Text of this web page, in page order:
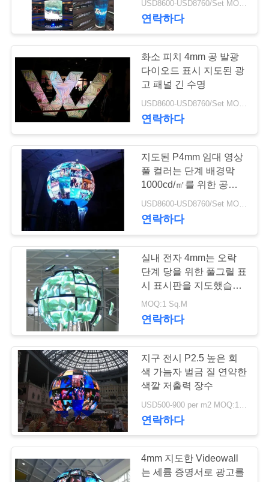
을
십
이
PRIVACY
POLICY
투명 한 led 스크린
LED 디스플레이를
구형으로 하세요
25
폴란드 발광 다이오
드 표시
17
택시 발광 다이오드
표시
22
연락하다
화소 피치 4mm 공 발광
다이오드 표시 지도된 광
고 패널 긴 수명
USD8600-USD8760/Set MOQ:1 Sq.M
연락하다
지도된 P4mm 임대 영상
풀 컬러는 단계 배경막
1000cd/㎡를 위한 공을
지도했습니다
USD8600-USD8760/Set MOQ:1 Sq.M
연락하다
실내 전자 4mm는 오락
단계 당을 위한 풀그릴 표
시 표시판을 지도했습니
다
MOQ:1 Sq.M
연락하다
지구 전시 P2.5 높은 회
색 가늠자 벌금 질 연약한
색깔 저출력 장수
연락하다
4mm 지도한 Videowall
는 세륨 증명서로 광고를